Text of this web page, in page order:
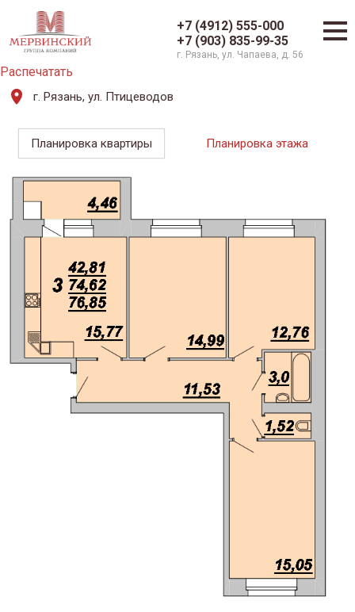
+7 (4912) 555-000
+7 (903) 835-99-35
г. Рязань, ул. Чапаева, д. 56
Распечатать
г. Рязань, ул. Птицеводов
Планировка квартиры Планировка этажа